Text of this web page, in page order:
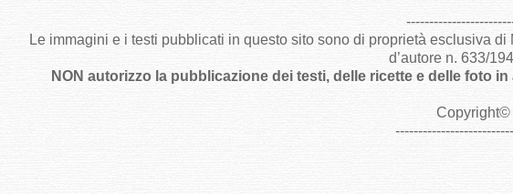
Le immagini e i testi pubblicati in questo sito sono di proprietà esclusiva
d’autore n. 633/
NON autorizzo la pubblicazione dei testi, delle ricette e delle foto
Copyright©